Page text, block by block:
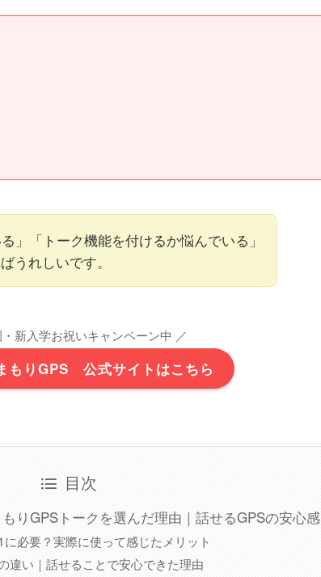
」「トーク機能を付けるか悩んでいる」
うれしいです。
新入学お祝いキャンペーン中 ／
もりGPS 公式サイトはこちら
目次
りGPSトークを選んだ理由｜話せるGPSの安心感
必要？実際に使って感じたメリット
違い｜話せることで安心できた理由